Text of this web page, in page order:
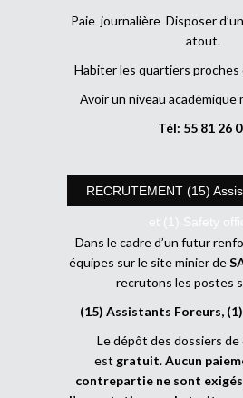
Paie journalière Disposer
atout.
Habiter les quartiers proches
Avoir un niveau académique
Tél: 55 81 26
RECRUTEMENT (15)
et (1) Safety
Dans le cadre d’un futur
équipes sur le site minier de
recrutons les postes
(15) Assistants Foreurs,
Le dépôt des dossiers
est gratuit.Aucun
contrepartie ne sont exigés